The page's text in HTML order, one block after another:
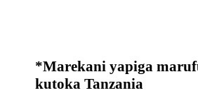
*Marekani yapiga
kutoka Tanzania